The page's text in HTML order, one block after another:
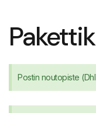
Postin noutopiste